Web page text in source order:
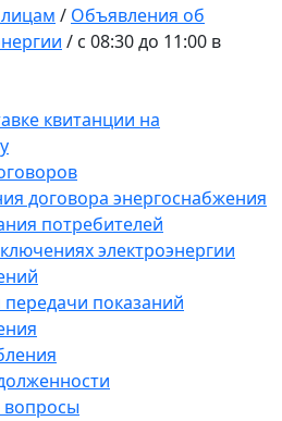
/ Объявления об
/ с 08:30 до 11:00 в
квитанции на
договора энергоснабжения
потребителей
электроэнергии
показаний
вопросы